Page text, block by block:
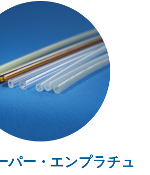
パー・エンプラチュ